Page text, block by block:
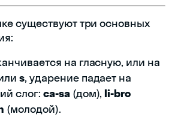
существуют три основных
на гласную, или на
s, ударение падает на
слог: ca-sa(дом),li-bro
(молодой).